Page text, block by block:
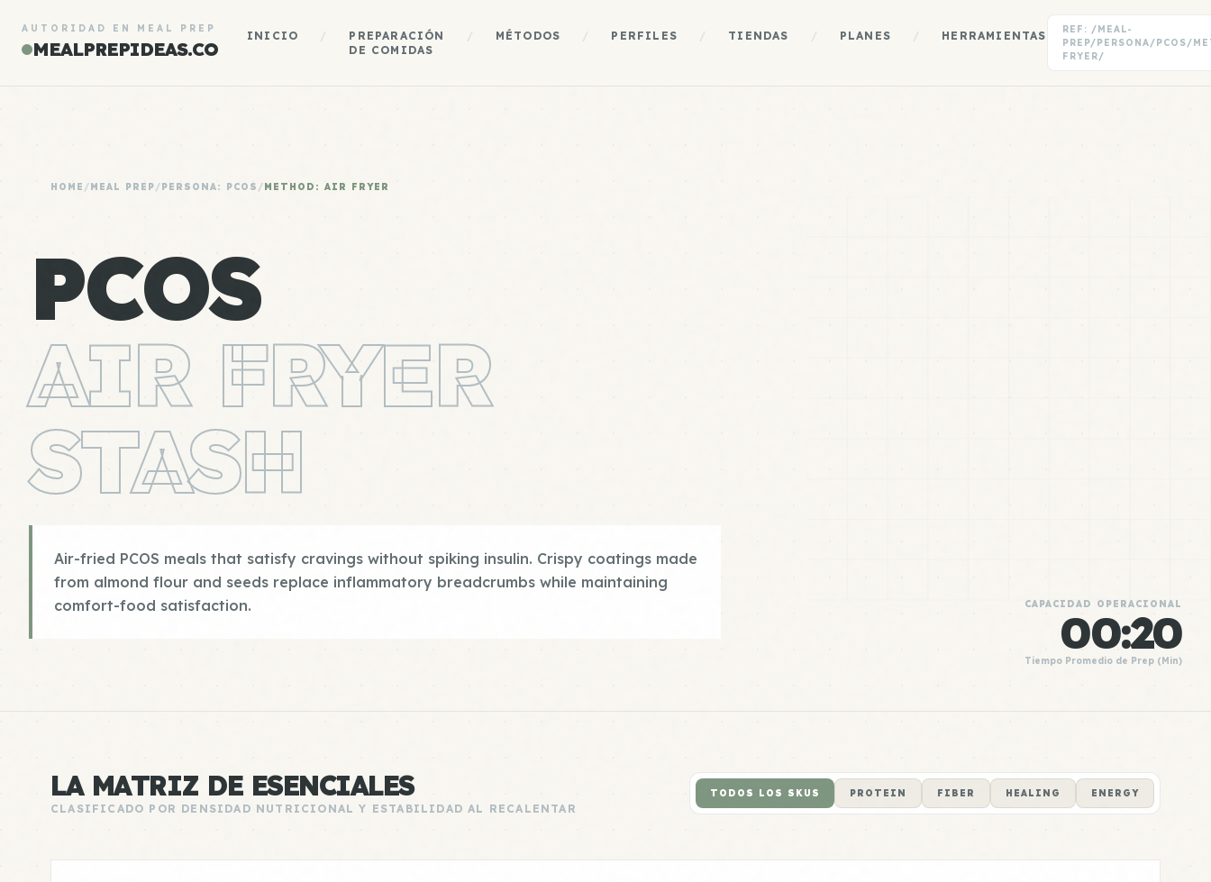
AUTORIDAD EN MEAL PREP
MEALPREPIDEAS.CO
INICIO
PREPARACIÓN
DE COMIDAS
MÉTODOS PERFILES TIENDAS PLANES HERRAMIENTAS
REF: /MEAL-
PREP/PERSONA/PCOS/
FRYER/
HOME /MEAL PREP/PERSONA: PCOS /METHOD: AIR FRYER
PCOS
AIR FRYER
STASH
Air-fried PCOS meals that satisfy cravings without spiking insulin. Crispy coatings made
from almond flour and seeds replace inflammatory breadcrumbs while maintaining
comfort-food satisfaction.
CAPACIDAD OPERACIONAL
00:20
Tiempo Promedio de Prep (Min)
LA MATRIZ DE ESENCIALES
CLASIFICADO POR DENSIDAD NUTRICIONAL Y ESTABILIDAD AL RECALENTAR
TODOS LOS SKUS PROTEIN FIBER HEALING ENERGY